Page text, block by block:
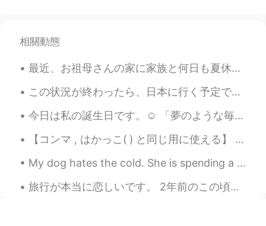
kei
原産と聞いてびっくりしましたー‼️
mika 2020.08.10 02:37
JP EN
相關動態
最近、お祖母さんの家に家族と何日も夏休みのを過ごしまた。森の中にあって、めっちゃ田舎ですよ。笑 一昨日、森に行って、冬ために、木材を取り集めておきました。お姉さんは同時に家の付近で生えてる色ん...
この状況が終わったら、日本に行く予定です！まじで！😎 When all of this is over, I’m definitely going to Japan! スペイン語 Ya c...
今日は私の誕生日です。☺️ 「夢のような毎日」という句を学びました。理由がわからないけど大好きになりました。前の生活を思い出した。それは本当に大変でした。貧しかった。大学生のごろ、本とか、食べ...
【コンマ , はかっこ( ) と同じ用に使える】 ① John, a man from the US, met his wife in Japan. ② John (a man from t...
My dog hates the cold. She is spending a lot of time on my bed! 私の犬は寒さが嫌いです。 彼女は私のベッドで多くの時間を過ごし...
旅行が本当に恋しいです。 2年前のこの頃プラハにいました。 プラハに行ったことがありますか？ I really miss traveling. I was in Prague around t...